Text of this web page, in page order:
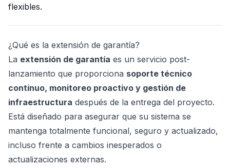
flexibles.
¿Qué es la extensión de garantía?
La extensión de garantía es un servicio post-
lanzamiento que proporciona soporte técnico
continuo, monitoreo proactivo y gestión de
infraestructura después de la entrega del proyecto.
Está diseñado para asegurar que su sistema se
mantenga totalmente funcional, seguro y actualizado,
incluso frente a cambios inesperados o
actualizaciones externas.